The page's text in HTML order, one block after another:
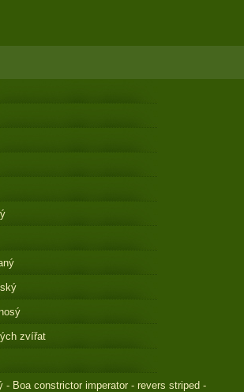
zvířat
- Boa constrictor imperator - revers striped -